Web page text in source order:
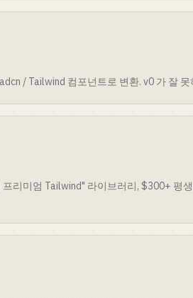
/ Tailwind 컴포넌트로 변환. v0 가 잘
프리미엄 Tailwind" 라이브러리, $300+ 평